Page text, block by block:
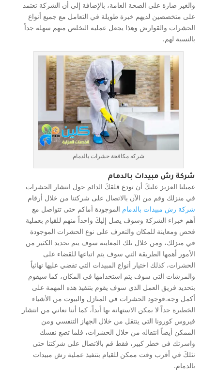
والغير ضارة على الصحة العامة، بالإضافة إلى أن الشركة تعتمد
على متخصصين لديهم خبرة طويلة في التعامل مع جميع أنواع
الحشرات والقوارض وهذا يجعل عملية التخلص منهم سهلة جداً
بالنسبة لهم.
شركه مكافحة حشرات بالدمام
شركة رش مبيدات بالدمام
عميلنا العزيز عليكَ أن تودع قلقكَ الدائم حول انتشار الحشرات
في منزلك وقم من الآن بالاتصال على شركتنا من خلال أرقام
شركة رش مبيدات بالدمام الموجودة أماكم حتى تتواصل مع
أهم خبراء الشركة وسوف يصل إليكَ واحداً منهم للقيام بعملية
فحص ومعاينة للمكان والتعرف على نوع الحشرات الموجودة
في منزلك، ومن خلال تلك المعاينة سوف يتم تحديد الكثير من
الأمور أهمها الطريقة التي سوف يتم اتباعها للقضاء على
الحشرات، كذلك اختيار أنواع المبيدات التي تقضي عليها نهائياً
والمرشات التي سوف يتم استخدامها في المكان، كما سيقوم
بتحديد فريق العمل الذي سوف يقوم بتنفيذ هذه المهمة على
أكمل وجه.فوجود الحشرات في المنازل والبيوت من الأشياء
الخطيرة جداً لا يمكن الاستهانة بها أبداً، كما أننا نعاني من انتشار
فيروس كورونا التي ينتقل من خلال الجهاز التنفسي ومن
الممكن أيضاً انتقاله من خلال الحشرات، فلما تضع نفسك
واسرتك في خطر كبير، فقط قم بالاتصال على شركتنا حتى
نثلكَ في أقرب وقت ممكن للقيام بتنفيذ عملية رش مبيدات
بالدمام.